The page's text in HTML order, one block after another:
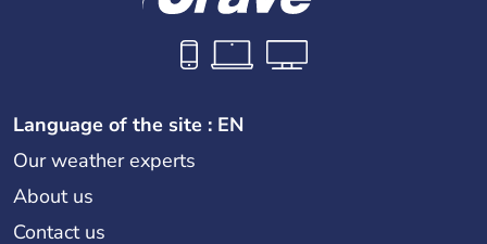
Language of the site : EN
Our weather experts
About us
Contact us